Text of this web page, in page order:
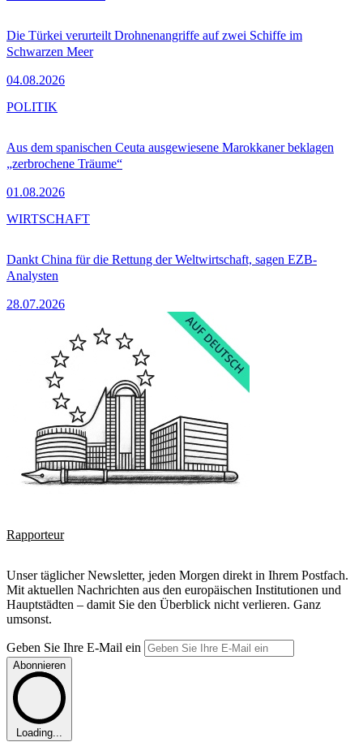
Die Türkei verurteilt Drohnenangriffe auf zwei Schiffe im
Schwarzen Meer
04.08.2026
Aus dem spanischen Ceuta ausgewiesene Marokkaner beklagen
„zerbrochene Träume“
01.08.2026
POLITIK
Dankt China für die Rettung der Weltwirtschaft, sagen EZB-
Analysten
28.07.2026
WIRTSCHAFT
Rapporteur
Unser täglicher Newsletter, jeden Morgen direkt in Ihrem Postfach.
Mit aktuellen Nachrichten aus den europäischen Institutionen und
Hauptstädten – damit Sie den Überblick nicht verlieren. Ganz
umsonst.
Geben Sie Ihre E-Mail ein
Abonnieren
Loading...